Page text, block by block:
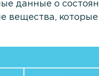
данные о
вещества,